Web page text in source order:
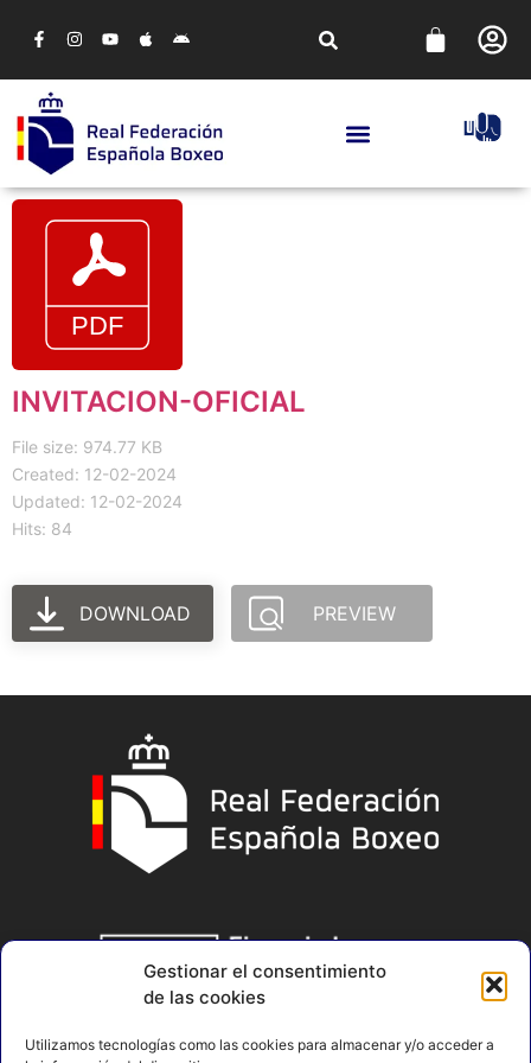
Gestionar el consentimiento
de las cookies
Utilizamos tecnologías como las cookies para almacenar y/o acceder a
INVITACION-OFICIAL
File size: 974.77 KB
Created: 12-02-2024
Updated: 12-02-2024
Hits: 84
DOWNLOAD PREVIEW